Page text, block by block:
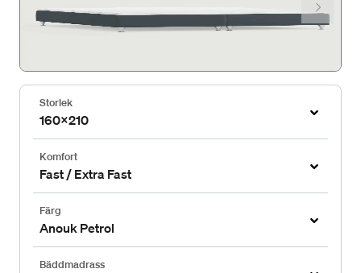
Storlek
160x210
Komfort
Fast / Extra Fast
Färg
Anouk Petrol
Bäddmadrass